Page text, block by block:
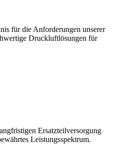
für die Anforderungen unserer
Druckluftlösungen für
Ersatzteilversorgung
Leistungsspektrum.